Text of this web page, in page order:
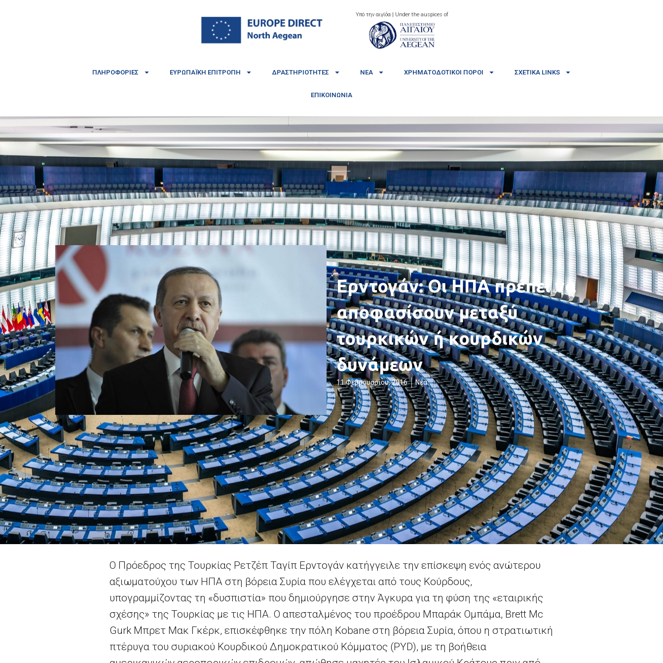
Υπό την αιγίδα | Under the auspices of
ΠΛΗΡΟΦΟΡΊΕΣ ΕΥΡΩΠΑΪΚΉ ΕΠΙΤΡΟΠΉ ΔΡΑΣΤΗΡΙΌΤΗΤΕΣ ΝΈΑ ΧΡΗΜΑΤΟΔΟΤΙΚΟΊ ΠΌΡΟΙ ΣΧΕΤΙΚΆ LINKS
ΕΠΙΚΟΙΝΩΝΊΑ
Ερντογάν: Οι ΗΠΑ πρέπει να
αποφασίσουν μεταξύ
τουρκικών ή κουρδικών
δυνάμεων
11 Φεβρουαρίου, 2016 Νέα
Ο Πρόεδρος της Τουρκίας Ρετζέπ Ταγίπ Ερντογάν κατήγγειλε την επίσκεψη ενός ανώτερου
αξιωματούχου των ΗΠΑ στη βόρεια Συρία που ελέγχεται από τους Κούρδους,
υπογραμμίζοντας τη «δυσπιστία» που δημιούργησε στην Άγκυρα για τη φύση της «εταιρικής
σχέσης» της Τουρκίας με τις ΗΠΑ. Ο απεσταλμένος του προέδρου Μπαράκ Ομπάμα, Brett Mc
Gurk Μπρετ Μακ Γκέρκ, επισκέφθηκε την πόλη Kobane στη βόρεια Συρία, όπου η στρατιωτική
πτέρυγα του συριακού Κουρδικού Δημοκρατικού Κόμματος (PYD), με τη βοήθεια